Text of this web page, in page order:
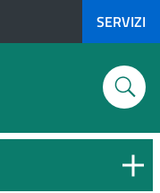
SERVIZI